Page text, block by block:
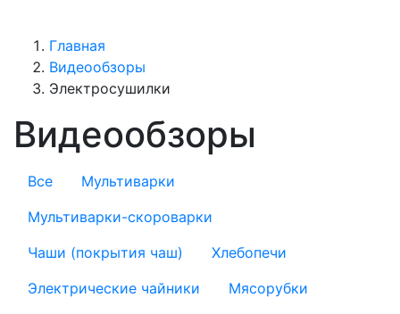
Главная
Видеообзоры
Электросушилки
Видеообзоры
Все
Мультиварки
Мультиварки-скороварки
Чаши (покрытия чаш)
Хлебопечи
Электрические чайники
Мясорубки